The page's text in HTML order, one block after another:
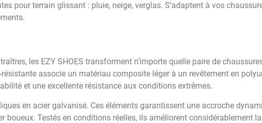
pour terrain glissant : pluie, neige, verglas. S’adaptent à vos
les EZY SHOES transforment n’importe quelle paire de
associe un matériau composite léger à un revêtement en
et une excellente résistance aux conditions extrêmes.
en acier galvanisé. Ces éléments garantissent une accroche
boueux. Testés en conditions réelles, ils améliorent considérablement